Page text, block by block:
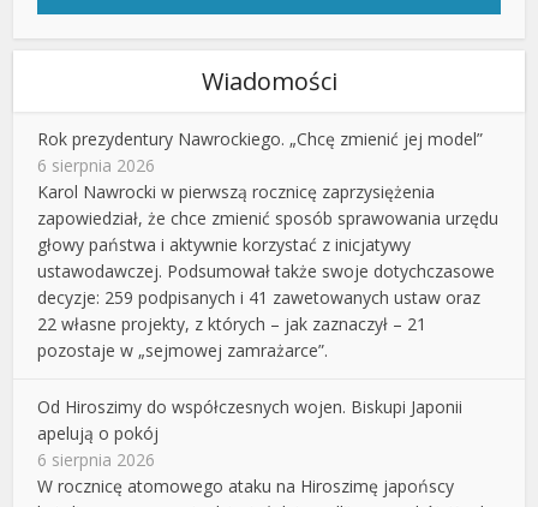
Wiadomości
Rok prezydentury Nawrockiego. „Chcę zmienić jej model”
6 sierpnia 2026
Karol Nawrocki w pierwszą rocznicę zaprzysiężenia
zapowiedział, że chce zmienić sposób sprawowania urzędu
głowy państwa i aktywnie korzystać z inicjatywy
ustawodawczej. Podsumował także swoje dotychczasowe
decyzje: 259 podpisanych i 41 zawetowanych ustaw oraz
22 własne projekty, z których – jak zaznaczył – 21
pozostaje w „sejmowej zamrażarce”.
Od Hiroszimy do współczesnych wojen. Biskupi Japonii
apelują o pokój
6 sierpnia 2026
W rocznicę atomowego ataku na Hiroszimę japońscy